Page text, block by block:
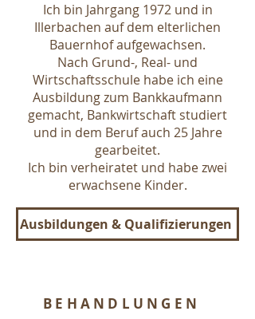
Ich bin Jahrgang 1972 und in
Illerbachen auf dem elterlichen
Bauernhof aufgewachsen.
Nach Grund-, Real- und
Wirtschaftsschule habe ich eine
Ausbildung zum Bankkaufmann
gemacht, Bankwirtschaft studiert
und in dem Beruf auch 25 Jahre
gearbeitet.
Ich bin verheiratet und habe zwei
erwachsene Kinder.
Ausbildungen & Qualifizierungen
BEHANDLUNGEN